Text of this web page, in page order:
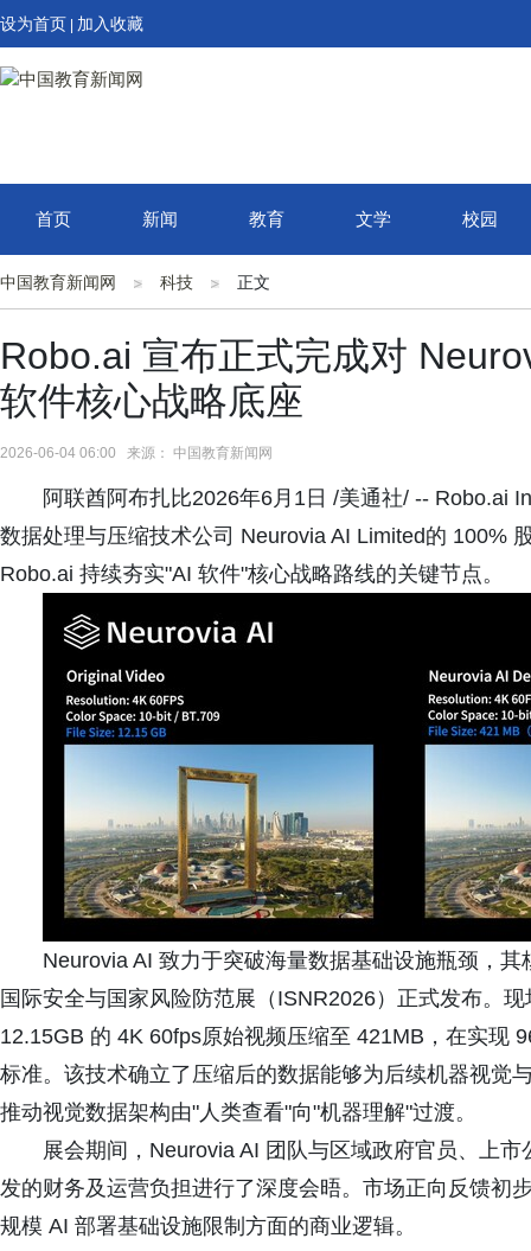
设为首页 加入收藏
首页 新闻 教育 文学 校园
中国教育新闻网 科技 正文
Robo.ai 宣布正式完成对
软件核心战略底座
2026-06-04 06:00 来源： 中国教育新闻网
阿联酋阿布扎比2026年6月1日 /美通社/ -- Robo.ai
数据处理与压缩技术公司 Neurovia AI Limited的 100%
Robo.ai 持续夯实"AI 软件"核心战略路线的关键节点。
Neurovia AI 致力于突破海量数据基础设施瓶颈，
国际安全与国家风险防范展（ISNR2026）正式发布。
12.15GB 的 4K 60fps原始视频压缩至 421MB，在实现
标准。该技术确立了压缩后的数据能够为后续机器视觉
推动视觉数据架构由"人类查看"向"机器理解"过渡。
展会期间，Neurovia AI 团队与区域政府官员、上
发的财务及运营负担进行了深度会晤。市场正向反馈初
规模 AI 部署基础设施限制方面的商业逻辑。